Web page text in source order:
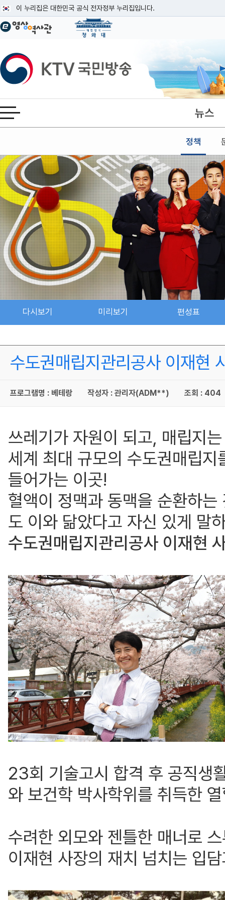
이 누리집은 대한민국 공식 전자정부 누리집입니다.
공식 누리집 주소 확인하기
이밖에 or.kr 또는 .kr등 다른 도메인 주소를 사용하고 있다면 아래 URL에서
운영중인 공식 누리집보기
KTV국민방송
전체메뉴 열기 뉴스
정책
본문
다시보기 미리보기 편성표
수도권매립지관리공사 이재현
프로그램명 : 베테랑 작성자 : 관리자(ADM**) 조회 : 404
쓰레기가 자원이 되고, 매립지
세계 최대 규모의 수도권매립
들어가는 이곳!
혈액이 정맥과 동맥을 순환하
도 이와 닮았다고 자신 있게 말
수도권매립지관리공사 이재현
23회 기술고시 합격 후 공직생
와 보건학 박사학위를 취득한
수려한 외모와 젠틀한 매너로
이재현 사장의 재치 넘치는 입